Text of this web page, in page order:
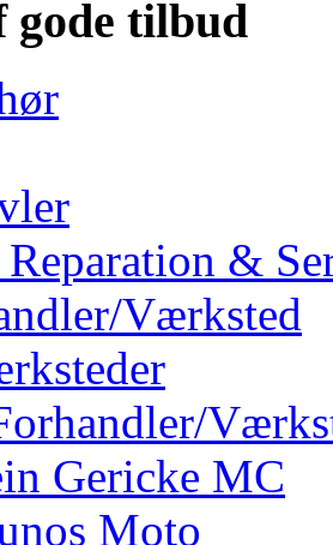
gode tilbud
&
Værksted
Gericke MC
Moto